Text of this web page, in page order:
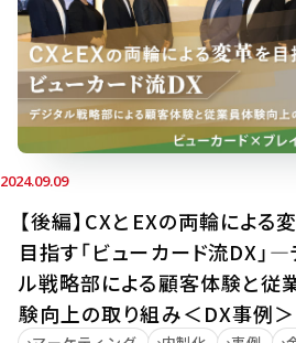
2024.09.09
【後編】CXとEXの両輪による
目指す「ビューカード流DX」―
ル戦略部による顧客体験と従
験向上の取り組み＜DX事例＞